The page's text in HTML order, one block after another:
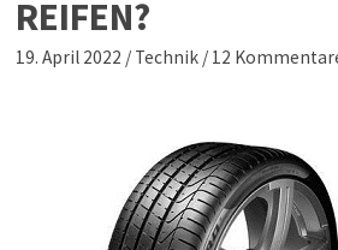
REIFEN?
19. April 2022 / Technik / 12